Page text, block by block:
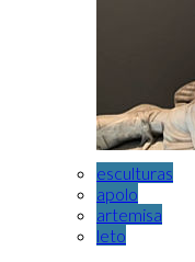
esculturas
apolo
artemisa
leto